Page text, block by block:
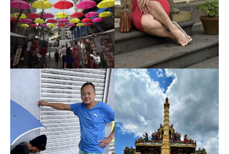
Смотреть все фото
Программа обзорной
экскурсии по северу
Маврикия